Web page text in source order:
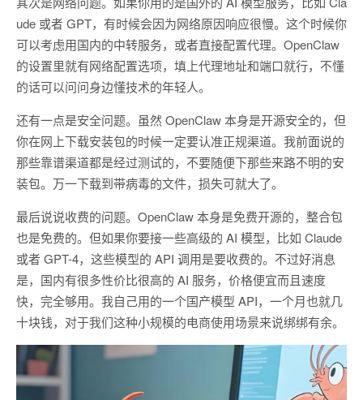
ude 或者 GPT，有时候会因为网络原因响应很慢。这个时候你
可以考虑用国内的中转服务，或者直接配置代理。OpenClaw
的设置里就有网络配置选项，填上代理地址和端口就行，不懂
的话可以问问身边懂技术的年轻人。
还有一点是安全问题。虽然 OpenClaw 本身是开源安全的，但
你在网上下载安装包的时候一定要认准正规渠道。我前面说的
那些靠谱渠道都是经过测试的，不要随便下那些来路不明的安
装包。万一下载到带病毒的文件，损失可就大了。
最后说说收费的问题。OpenClaw 本身是免费开源的，整合包
也是免费的。但如果你要接一些高级的 AI 模型，比如 Claude
或者 GPT-4，这些模型的 API 调用是要收费的。不过好消息
是，国内有很多性价比很高的 AI 服务，价格便宜而且速度
快，完全够用。我自己用的一个国产模型 API，一个月也就几
十块钱，对于我们这种小规模的电商使用场景来说绑绑有余。